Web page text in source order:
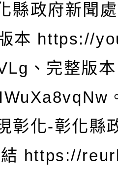
政府新聞
本 https://
、完整版
化-彰化縣
結 https://